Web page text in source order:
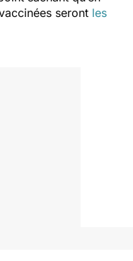
seront les